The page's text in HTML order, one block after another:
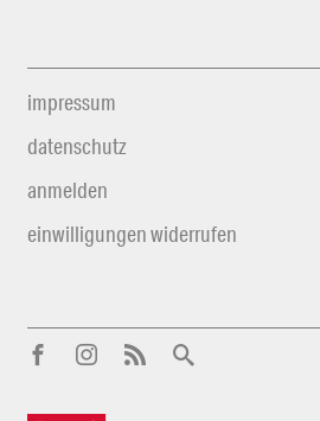
impressum
datenschutz
anmelden
einwilligungen widerrufen